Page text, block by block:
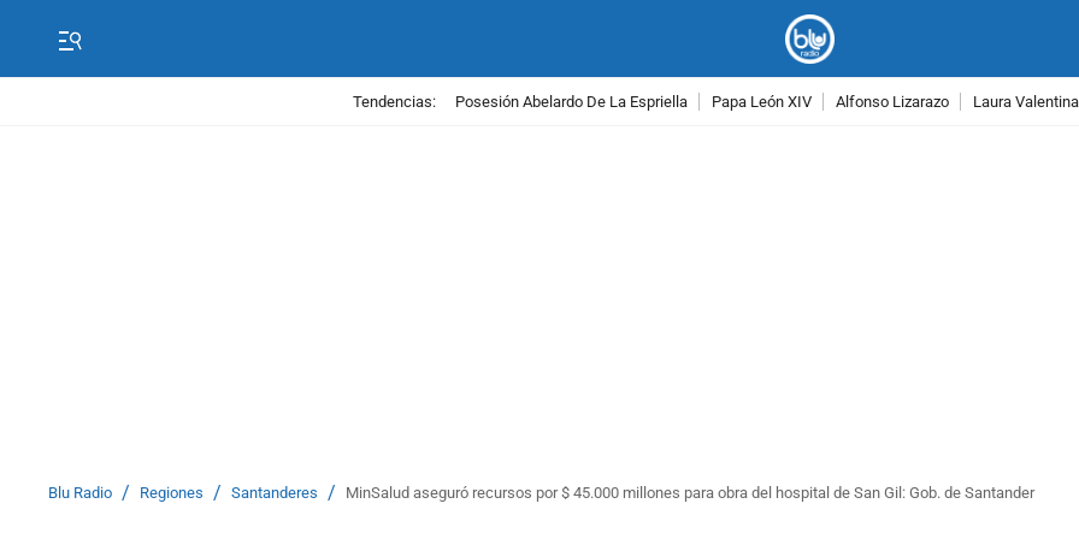
Tendencias: Posesión Abelardo De La Espriella Papa León XIV Alfonso Lizarazo Laura
Blu Radio / Regiones / Santanderes / MinSalud aseguró recursos por $ 45.000 millones para obra del hospital de San Gil: Gob. de Santander